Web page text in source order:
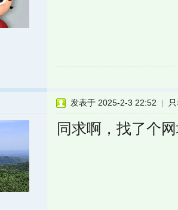
发表于 2025-2-3 22:52 |
同求啊，找了个